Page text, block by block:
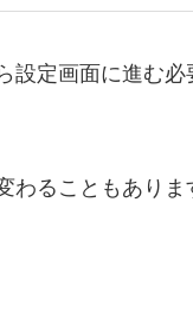
設定画面に進む必
わることもありま